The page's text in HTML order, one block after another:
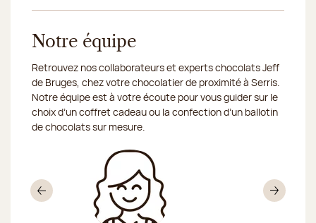
Notre équipe
Retrouvez nos collaborateurs et experts chocolats Jeff
de Bruges, chez votre chocolatier de proximité à Serris.
Notre équipe est à votre écoute pour vous guider sur le
choix d’un coffret cadeau ou la confection d’un ballotin
de chocolats sur mesure.
Précédent